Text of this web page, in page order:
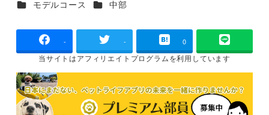
カテゴリー
モデルコース カテゴリー
中部
- - 0
当サイトはアフィリエイトプログラムを利用しています